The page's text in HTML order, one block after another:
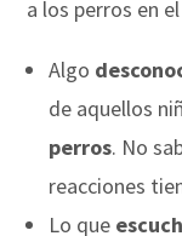
a los perros en
Algo
de aquellos
perros. No
reacciones
Lo que